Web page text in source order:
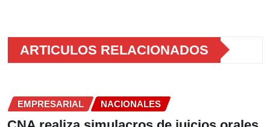
ARTICULOS RELACIONADOS
EMPRESARIAL NACIONALES